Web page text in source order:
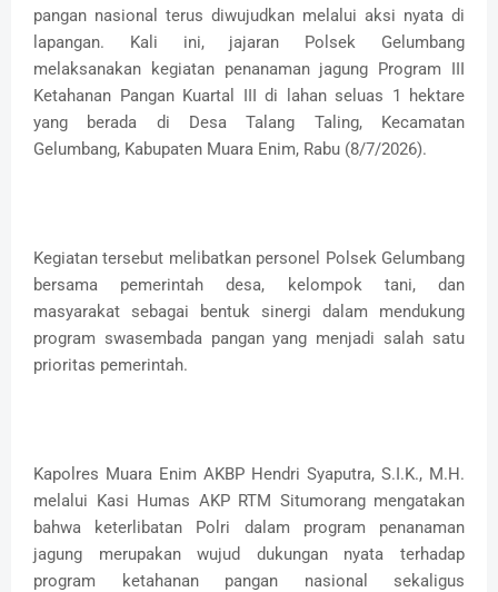
pangan nasional terus diwujudkan melalui aksi nyata di
lapangan. Kali ini, jajaran Polsek Gelumbang
melaksanakan kegiatan penanaman jagung Program III
Ketahanan Pangan Kuartal III di lahan seluas 1 hektare
yang berada di Desa Talang Taling, Kecamatan
Gelumbang, Kabupaten Muara Enim, Rabu (8/7/2026).
Kegiatan tersebut melibatkan personel Polsek Gelumbang
bersama pemerintah desa, kelompok tani, dan
masyarakat sebagai bentuk sinergi dalam mendukung
program swasembada pangan yang menjadi salah satu
prioritas pemerintah.
Kapolres Muara Enim AKBP Hendri Syaputra, S.I.K., M.H.
melalui Kasi Humas AKP RTM Situmorang mengatakan
bahwa keterlibatan Polri dalam program penanaman
jagung merupakan wujud dukungan nyata terhadap
program ketahanan pangan nasional sekaligus